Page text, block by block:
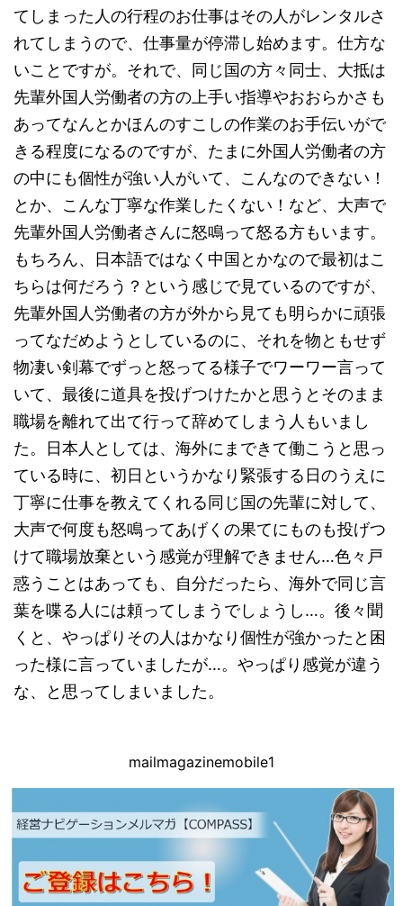
てしまった人の行程のお仕事はその人がレンタルさ
れてしまうので、仕事量が停滞し始めます。仕方な
いことですが。それで、同じ国の方々同士、大抵は
先輩外国人労働者の方の上手い指導やおおらかさも
あってなんとかほんのすこしの作業のお手伝いがで
きる程度になるのですが、たまに外国人労働者の方
の中にも個性が強い人がいて、こんなのできない！
とか、こんな丁寧な作業したくない！など、大声で
先輩外国人労働者さんに怒鳴って怒る方もいます。
もちろん、日本語ではなく中国とかなので最初はこ
ちらは何だろう？という感じで見ているのですが、
先輩外国人労働者の方が外から見ても明らかに頑張
ってなだめようとしているのに、それを物ともせず
物凄い剣幕でずっと怒ってる様子でワーワー言って
いて、最後に道具を投げつけたかと思うとそのまま
職場を離れて出て行って辞めてしまう人もいまし
た。日本人としては、海外にまできて働こうと思っ
ている時に、初日というかなり緊張する日のうえに
丁寧に仕事を教えてくれる同じ国の先輩に対して、
大声で何度も怒鳴ってあげくの果てにものも投げつ
けて職場放棄という感覚が理解できません…色々戸
惑うことはあっても、自分だったら、海外で同じ言
葉を喋る人には頼ってしまうでしょうし…。後々聞
くと、やっぱりその人はかなり個性が強かったと困
った様に言っていましたが…。やっぱり感覚が違う
な、と思ってしまいました。
mailmagazinemobile1